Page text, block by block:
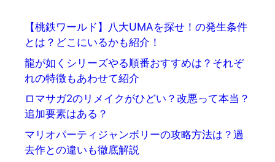
【桃鉄ワールド】八大UMAを探せ！の発生条件
とは？どこにいるかも紹介！
龍が如くシリーズやる順番おすすめは？それぞ
れの特徴もあわせて紹介
ロマサガ2のリメイクがひどい？改悪って本当？
追加要素はある？
マリオパーティジャンボリーの攻略方法は？過
去作との違いも徹底解説